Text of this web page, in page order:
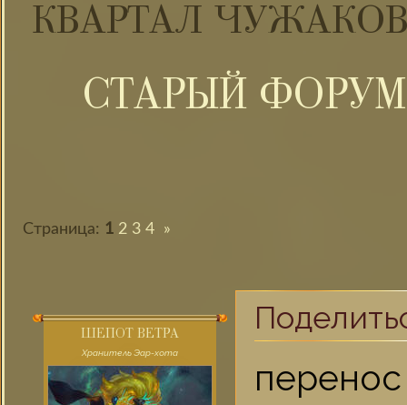
КВАРТАЛ
СТАРЫЙ
Страница: 1 2 3 4 »
ШЕПОТ ВЕТРА
Хранитель Эар-хота
перенос